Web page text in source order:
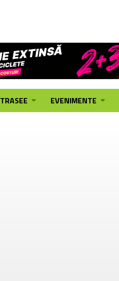
TRASEE EVENIMENTE